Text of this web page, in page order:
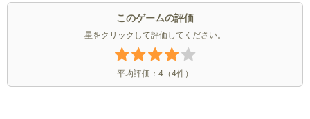
このゲームの評価
星をクリックして評価してください。
平均評価： 4 （4件）